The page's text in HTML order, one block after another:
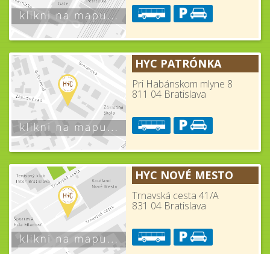
HYC PATRÓNKA
Pri Habánskom mlyne 8
811 04 Bratislava
HYC NOVÉ MESTO
Trnavská cesta 41/A
831 04 Bratislava